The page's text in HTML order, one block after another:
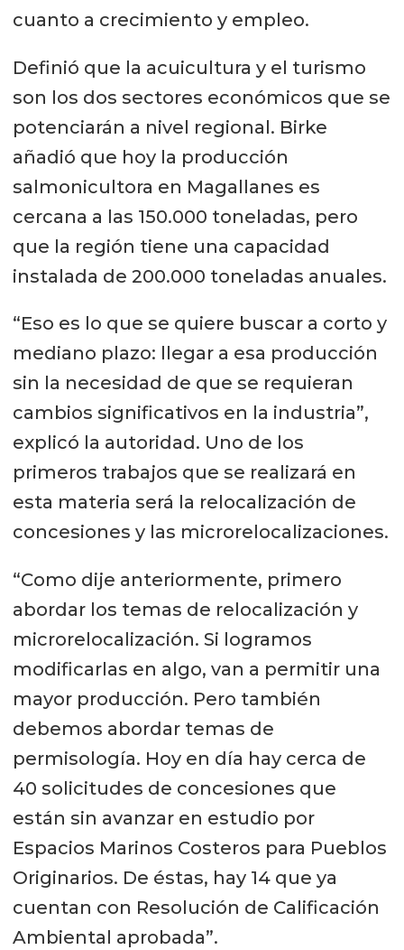
cuanto a crecimiento y empleo.
Definió que la acuicultura y el turismo
son los dos sectores económicos que se
potenciarán a nivel regional. Birke
añadió que hoy la producción
salmonicultora en Magallanes es
cercana a las 150.000 toneladas, pero
que la región tiene una capacidad
instalada de 200.000 toneladas anuales.
“Eso es lo que se quiere buscar a corto y
mediano plazo: llegar a esa producción
sin la necesidad de que se requieran
cambios significativos en la industria”,
explicó la autoridad. Uno de los
primeros trabajos que se realizará en
esta materia será la relocalización de
concesiones y las microrelocalizaciones.
“Como dije anteriormente, primero
abordar los temas de relocalización y
microrelocalización. Si logramos
modificarlas en algo, van a permitir una
mayor producción. Pero también
debemos abordar temas de
permisología. Hoy en día hay cerca de
40 solicitudes de concesiones que
están sin avanzar en estudio por
Espacios Marinos Costeros para Pueblos
Originarios. De éstas, hay 14 que ya
cuentan con Resolución de Calificación
Ambiental aprobada”.